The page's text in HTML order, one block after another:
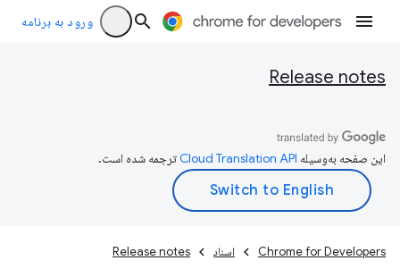
ورود به برنامه
Release notes
این صفحه به‌وسیله ترجمه شده است.
Chrome for Developers اسناد Release notes